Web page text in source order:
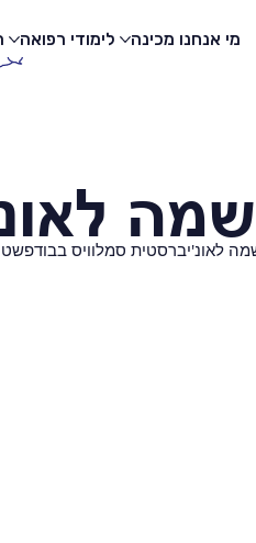
מי אנחנו מכינה לימודי רפואה
לאונ'יברסטית סמלוויס בבודפשט